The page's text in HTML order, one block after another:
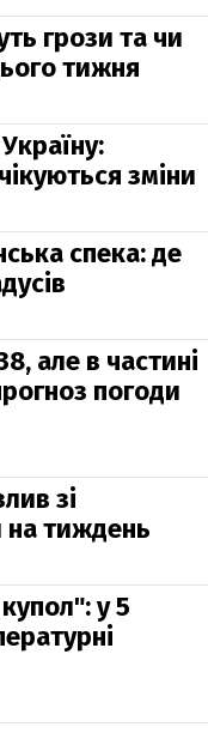
грози та чи
тижня
зміни
спека: де
але в частині
погоди
зі
на тиждень
у 5